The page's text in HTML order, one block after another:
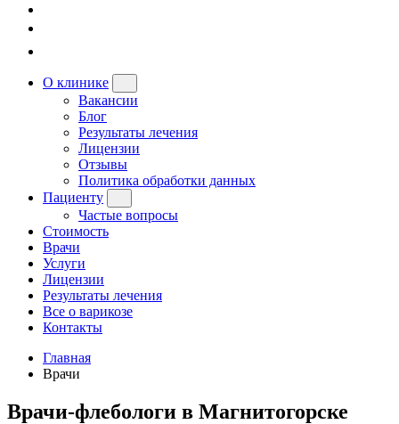
О клинике
Вакансии
Блог
Результаты лечения
Лицензии
Отзывы
Политика обработки данных
Пациенту
Частые вопросы
Стоимость
Врачи
Услуги
Лицензии
Результаты лечения
Все о варикозе
Контакты
Главная
Врачи
Врачи-флебологи в Магнитогорске